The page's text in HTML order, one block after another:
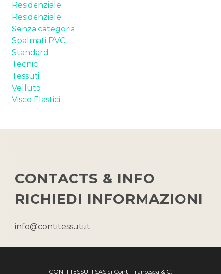
Residenziale
Residenziale
Senza categoria
Spalmati PVC
Standard
Tecnici
Tessuti
Velluto
Visco Elastici
CONTACTS & INFO
RICHIEDI INFORMAZIONI
info@contitessuti.it
CONTI TESSUTI SAS di Conti Francesca & C.